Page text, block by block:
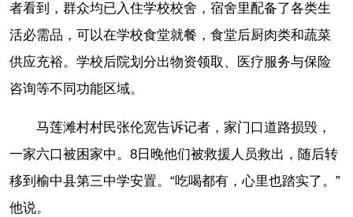
者看到，群众均已入住学校校舍，宿舍里配备了各类生
活必需品，可以在学校食堂就餐，食堂后厨肉类和蔬菜
供应充裕。学校后院划分出物资领取、医疗服务与保险
咨询等不同功能区域。
马莲滩村村民张伦宽告诉记者，家门口道路损毁，
一家六口被困家中。8日晚他们被救援人员救出，随后转
移到榆中县第三中学安置。“吃喝都有，心里也踏实了。”
他说。